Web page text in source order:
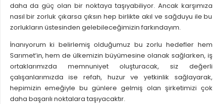
daha da güç olan bir noktaya taşıyabiliyor. Ancak karşımıza
nasıl bir zorluk çıkarsa çıksın hep birlikte akıl ve sağduyu ile bu
zorlukların üstesinden gelebileceğimizin farkındayım.
İnanıyorum ki belirlemiş olduğumuz bu zorlu hedefler hem
Sarımet’in, hem de ülkemizin büyümesine olanak sağlarken, iş
ortaklarımızda memnuniyet oluşturacak, siz değerli
çalışanlarımızda ise refah, huzur ve yetkinlik sağlayarak,
hepimizin emeğiyle bu günlere gelmiş olan şirketimizi çok
daha başarılı noktalara taşıyacaktır.